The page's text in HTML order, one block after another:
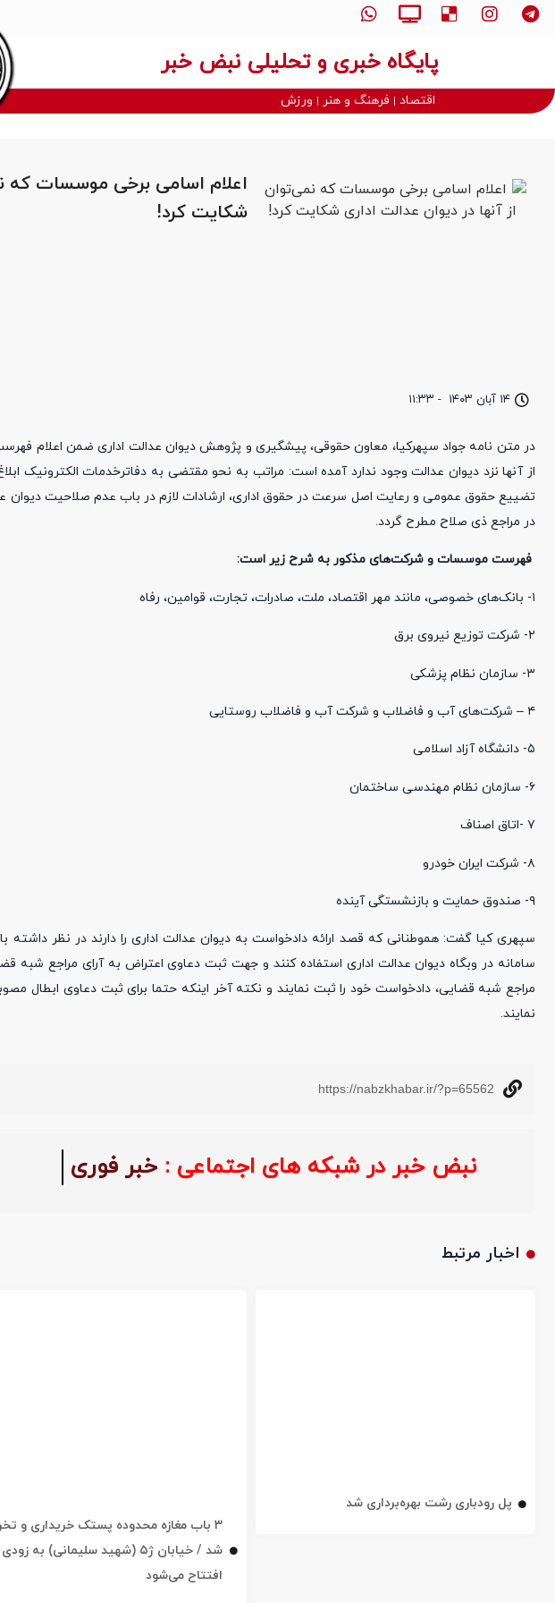
پایگاه خبری و تحلیلی نبض خبر
اقتصاد فرهنگ و هنر ورزش
۱۴ آبان ۱۴۰۳ - ۱۱:۳۳
اعلام اسامی برخی موسسات که
شکایت کرد!
در متن نامه جواد سپهرکیا، معاون حقوقی، پیشگیری و پژوهش دیوان عدالت اداری ضمن اعلام
از آنها نزد دیوان عدالت وجود ندارد آمده است: مراتب به نحو مقتضی به دفاترخدمات الکترونیک
تضییع حقوق عمومی و رعایت اصل سرعت در حقوق اداری، ارشادات لازم در باب عدم صلاحیت دیوان
در مراجع ذی صلاح مطرح گردد.
فهرست موسسات و شرکت‌های مذکور به شرح زیر است:
۱- بانک‌های خصوصی، مانند مهر اقتصاد، ملت، صادرات، تجارت، قوامین، رفاه
۲- شرکت توزیع نیروی برق
۳- سازمان نظام پزشکی
۴ – شرکت‌های آب و فاضلاب و شرکت آب و فاضلاب روستایی
۵- دانشگاه آزاد اسلامی
۶- سازمان نظام مهندسی ساختمان
۷ -اتاق اصناف
۸- شرکت ایران خودرو
۹- صندوق حمایت و بازنشستگی آینده
سپهری کیا گفت: هموطنانی که قصد ارائه دادخواست به دیوان عدالت اداری را دارند در نظر
سامانه در وبگاه دیوان عدالت اداری استفاده کنند و جهت ثبت دعاوی اعتراض به آرای مراجع شبه
مراجع شبه قضایی، دادخواست خود را ثبت نمایند و نکته آخر اینکه حتما برای ثبت دعاوی ابطال
نمایند.
https://nabzkhabar.ir/?p=65562
نبض خبر در شبکه های اجتماعی : خبر فوری
اخبار مرتبط
پل رودباری رشت بهره‌برداری شد
۳ باب مغازه محدوده پستک خریداری و
شد / خیابان ژ۵ (شهید سلیمانی) به زودی
افتتاح می‌شود